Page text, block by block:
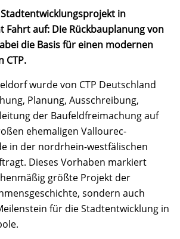
in
Fahrt auf: Die Rückbauplanung von
die Basis für einen modernen
CTP.
wurde von CTP Deutschland
Planung, Ausschreibung,
der Baufeldfreimachung auf
ehemaligen Vallourec-
in der nordrhein-westfälischen
Dieses Vorhaben markiert
größte Projekt der
sondern auch
für die Stadtentwicklung in